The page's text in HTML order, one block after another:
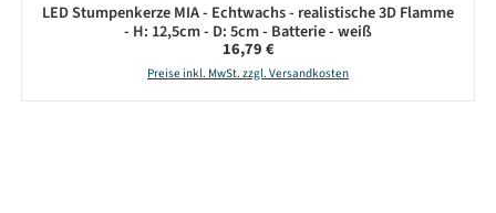
LED Stumpenkerze MIA - Echtwachs - realistische 3D Flamme
- H: 12,5cm - D: 5cm - Batterie - weiß
Regulärer Preis:
16,79 €
Preise inkl. MwSt. zzgl. Versandkosten